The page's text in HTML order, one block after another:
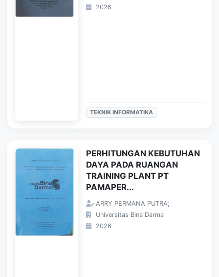
2026
TEKNIK INFORMATIKA
PERHITUNGAN KEBUTUHAN
DAYA PADA RUANGAN
TRAINING PLANT PT
PAMAPER...
ARRY PERMANA PUTRA;
Universitas Bina Darma
2026